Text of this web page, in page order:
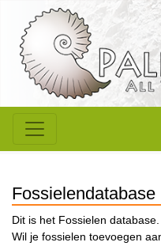
Fossielendatabase
Dit is het Fossielen database.
Wil je fossielen toevoegen